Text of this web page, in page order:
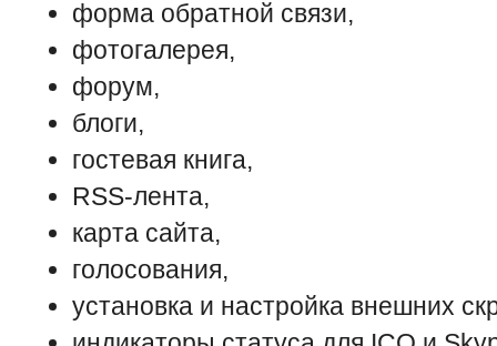
форма обратной связи,
фотогалерея,
форум,
блоги,
гостевая книга,
RSS-лента,
карта сайта,
голосования,
установка и настройка внешних